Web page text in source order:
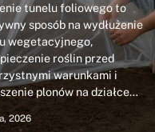
tunelu foliowego to
sposób na wydłużenie
wegetacyjnego,
roślin przed
warunkami i
plonów na działce…
2026